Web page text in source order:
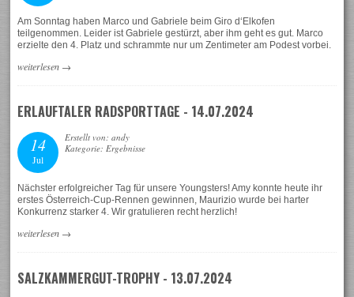
Am Sonntag haben Marco und Gabriele beim Giro d‘Elkofen
teilgenommen. Leider ist Gabriele gestürzt, aber ihm geht es gut. Marco
erzielte den 4. Platz und schrammte nur um Zentimeter am Podest vorbei.
weiterlesen →
ERLAUFTALER RADSPORTTAGE - 14.07.2024
14
Jul
Erstellt von: andy
Kategorie: Ergebnisse
Nächster erfolgreicher Tag für unsere Youngsters! Amy konnte heute ihr
erstes Österreich-Cup-Rennen gewinnen, Maurizio wurde bei harter
Konkurrenz starker 4. Wir gratulieren recht herzlich!
weiterlesen →
SALZKAMMERGUT-TROPHY - 13.07.2024